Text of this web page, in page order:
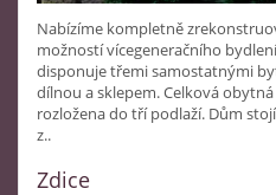
Nabízíme kompletně
možností vícegeneračního
disponuje třemi samostatnými
dílnou a sklepem. Celková obytná
rozložena do tří podlaží. Dům
z..
Zdice